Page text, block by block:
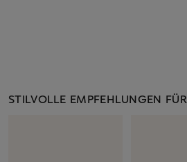
STILVOLLE EMPFEHLUNGEN